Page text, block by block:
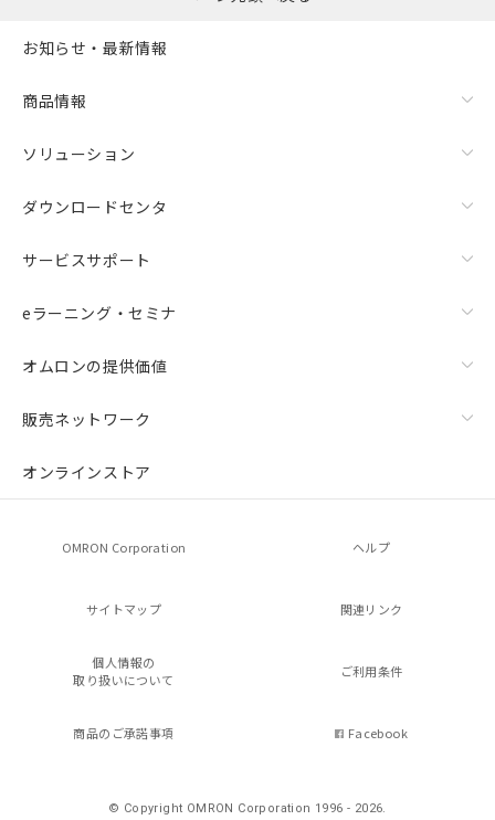
お知らせ・最新情報
商品情報
ソリューション
ダウンロードセンタ
サービスサポート
eラーニング・セミナ
オムロンの提供価値
販売ネットワーク
オンラインストア
OMRON Corporation ヘルプ
サイトマップ 関連リンク
個人情報の
取り扱いについて
ご利用条件
商品のご承諾事項 Facebook
© Copyright OMRON Corporation 1996 - 2026.